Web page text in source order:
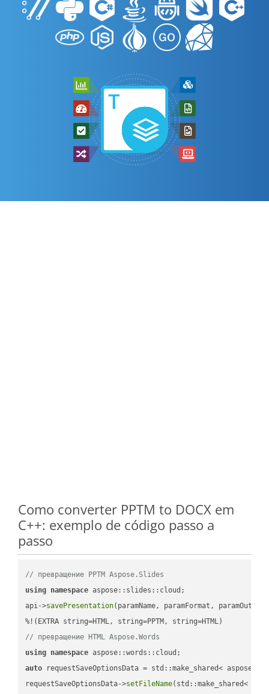
Como converter PPTM to DOCX em
C++: exemplo de código passo a
passo
// превращение PPTM Aspose.Slides
using namespace aspose::slides::cloud;
api->savePresentation(paramName, paramFormat,
// превращение HTML Aspose.Words
using namespace
auto requestSaveOptionsData = std::make_shared<
requestSaveOptionsData->setFileName(std::make_shared<